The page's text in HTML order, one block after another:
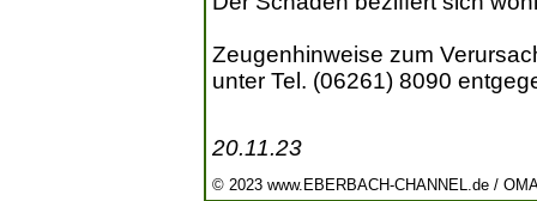
Zeugenhinweise zum
unter Tel. (06261) 8090
20.11.23
© 2023 www.EBERBACH-CHANNEL.de /